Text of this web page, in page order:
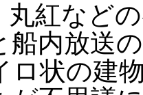
紅など
船内放送
ロ状の建